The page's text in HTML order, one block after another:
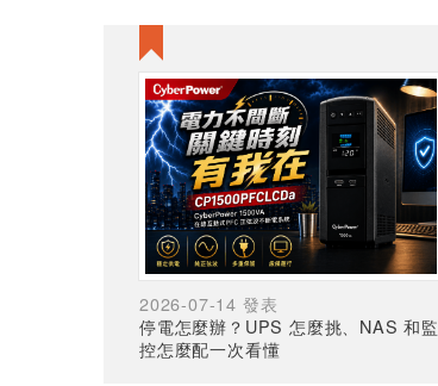
2026-07-14 發表
停電怎麼辦？UPS 怎麼挑、NAS 和監
控怎麼配一次看懂